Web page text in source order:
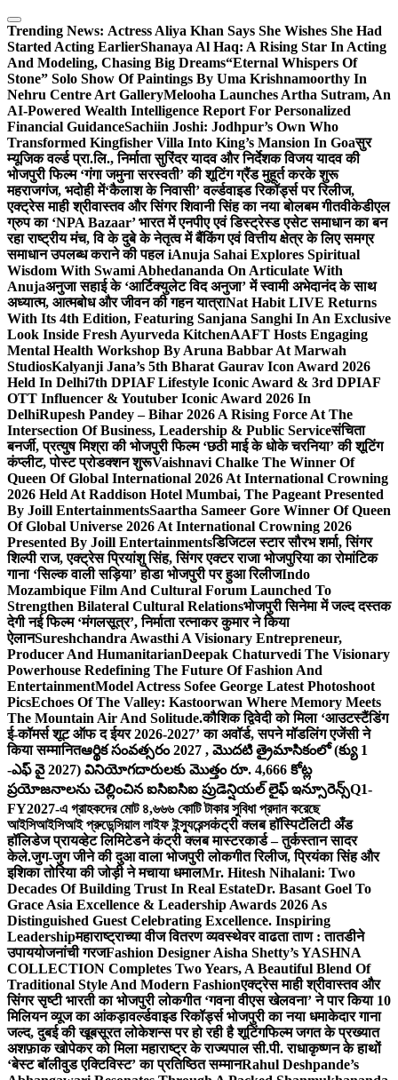
Skip
to
content
Trending News: Actress Aliya Khan Says She Wishes She Had
Started Acting EarlierShanaya Al Haq: A Rising Star In Acting
And Modeling, Chasing Big Dreams“Eternal Whispers Of
Stone” Solo Show Of Paintings By Uma Krishnamoorthy In
Nehru Centre Art GalleryMelooha Launches Artha Sutram, An
AI-Powered Wealth Intelligence Report For Personalized
Financial GuidanceSachiin Joshi: Jodhpur’s Own Who
Transformed Kingfisher Villa Into King’s Mansion In Goaसुर
म्यूजिक वर्ल्ड प्रा.लि., निर्माता सुरिंदर यादव और निर्देशक विजय यादव की
भोजपुरी फिल्म ‘गंगा जमुना सरस्वती’ की शूटिंग ग्रैंड मुहूर्त करके शुरू
महराजगंज, भदोही में‘कैलाश के निवासी’ वर्ल्डवाइड रिकॉर्ड्स पर रिलीज,
एक्ट्रेस माही श्रीवास्तव और सिंगर शिवानी सिंह का नया बोलबम गीतवीकेडीएल
ग्रुप का ‘NPA Bazaar’ भारत में एनपीए एवं डिस्ट्रेस्ड एसेट समाधान का बन
रहा राष्ट्रीय मंच, वि के दुबे के नेतृत्व में बैंकिंग एवं वित्तीय क्षेत्र के लिए समग्र
समाधान उपलब्ध कराने की पहल iAnuja Sahai Explores Spiritual
Wisdom With Swami Abhedananda On Articulate With
Anujaअनुजा सहाई के ‘आर्टिक्युलेट विद अनुजा’ में स्वामी अभेदानंद के साथ
अध्यात्म, आत्मबोध और जीवन की गहन यात्राNat Habit LIVE Returns
With Its 4th Edition, Featuring Sanjana Sanghi In An Exclusive
Look Inside Fresh Ayurveda KitchenAAFT Hosts Engaging
Mental Health Workshop By Aruna Babbar At Marwah
StudiosKalyanji Jana’s 5th Bharat Gaurav Icon Award 2026
Held In Delhi7th DPIAF Lifestyle Iconic Award & 3rd DPIAF
OTT Influencer & Youtuber Iconic Award 2026 In
DelhiRupesh Pandey – Bihar 2026 A Rising Force At The
Intersection Of Business, Leadership & Public Serviceसंचिता
बनर्जी, प्रत्युष मिश्रा की भोजपुरी फिल्म ‘छठी माई के धोके चरनिया’ की शूटिंग
कंप्लीट, पोस्ट प्रोडक्शन शुरूVaishnavi Chalke The Winner Of
Queen Of Global International 2026 At International Crowning
2026 Held At Raddison Hotel Mumbai, The Pageant Presented
By Joill EntertainmentsSaartha Sameer Gore Winner Of Queen
Of Global Universe 2026 At International Crowning 2026
Presented By Joill Entertainmentsडिजिटल स्टार सौरभ शर्मा, सिंगर
शिल्पी राज, एक्ट्रेस प्रियांशु सिंह, सिंगर एक्टर राजा भोजपुरिया का रोमांटिक
गाना ‘सिल्क वाली सड़िया’ होडा भोजपुरी पर हुआ रिलीजIndo
Mozambique Film And Cultural Forum Launched To
Strengthen Bilateral Cultural Relationsभोजपुरी सिनेमा में जल्द दस्तक
देगी नई फिल्म ‘मंगलसूत्र’, निर्माता रत्नाकर कुमार ने किया
ऐलानSureshchandra Awasthi A Visionary Entrepreneur,
Producer And HumanitarianDeepak Chaturvedi The Visionary
Powerhouse Redefining The Future Of Fashion And
EntertainmentModel Actress Sofee George Latest Photoshoot
PicsEchoes Of The Valley: Kastoorwan Where Memory Meets
The Mountain Air And Solitude.कौशिक द्विवेदी को मिला ‘आउटस्टैंडिंग
ई-कॉमर्स शूट ऑफ द ईयर 2026-2027’ का अवॉर्ड, सपने मॉडलिंग एजेंसी ने
किया सम्मानितఆర్థిక సంవత్సరం 2027 , మొదటి త్రైమాసికంలో (క్యు 1
-ఎఫ్ వై 2027) వినియోగదారులకు మొత్తం రూ. 4,666 కోట్ల
ప్రయోజనాలను చెల్లించిన ఐసిఐసిఐ ప్రుడెన్షియల్ లైఫ్ ఇన్సూరెన్స్Q1-
FY2027-এ গ্রাহকদের মোট ৪,৬৬৬ কোটি টাকার সুবিধা প্রদান করেছে
আইসিআইসিআই প্রুডেন্সিয়াল লাইফ ইন্স্যুরেন্সकंट्री क्लब हॉस्पिटॅलिटी अँड
हॉलिडेज प्रायव्हेट लिमिटेडने कंट्री क्लब मास्टरकार्ड – तुर्कस्तान सादर
केले.जुग-जुग जीने की दुआ वाला भोजपुरी लोकगीत रिलीज, प्रियंका सिंह और
इशिका तोरिया की जोड़ी ने मचाया धमालMr. Hitesh Nihalani: Two
Decades Of Building Trust In Real EstateDr. Basant Goel To
Grace Asia Excellence & Leadership Awards 2026 As
Distinguished Guest Celebrating Excellence. Inspiring
Leadershipमहाराष्ट्राच्या वीज वितरण व्यवस्थेवर वाढता ताण : तातडीने
उपाययोजनांची गरजFashion Designer Aisha Shetty’s YASHNA
COLLECTION Completes Two Years, A Beautiful Blend Of
Traditional Style And Modern Fashionएक्ट्रेस माही श्रीवास्तव और
सिंगर सृष्टी भारती का भोजपुरी लोकगीत ‘गवना वीएस खेलवना’ ने पार किया 10
मिलियन व्यूज का आंकड़ावर्ल्डवाइड रिकॉर्ड्स भोजपुरी का नया धमाकेदार गाना
जल्द, दुबई की खूबसूरत लोकेशन्स पर हो रही है शूटिंगफिल्म जगत के प्रख्यात
अशफ़ाक खोपेकर को मिला महाराष्ट्र के राज्यपाल सी.पी. राधाकृष्णन के हाथों
‘बेस्ट बॉलीवुड एक्टिविस्ट’ का प्रतिष्ठित सम्मानRahul Deshpande’s